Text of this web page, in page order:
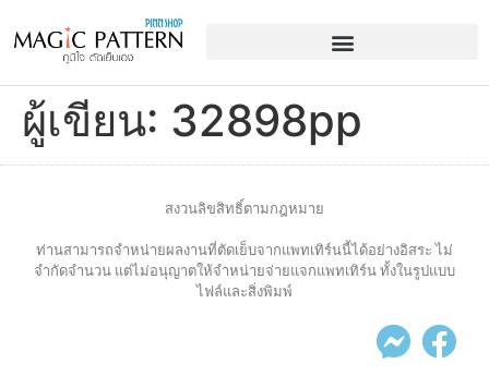
ผู้เขียน: 32898pp
สงวนลิขสิทธิ์ตามกฎหมาย
ท่านสามารถจำหน่ายผลงานที่ตัดเย็บจากแพทเทิร์นนี้ได้อย่างอิสระ ไม่
จำกัดจำนวน แต่ไม่อนุญาตให้จำหน่ายจ่ายแจกแพทเทิร์น ทั้งในรูปแบบ
ไฟล์และสิ่งพิมพ์